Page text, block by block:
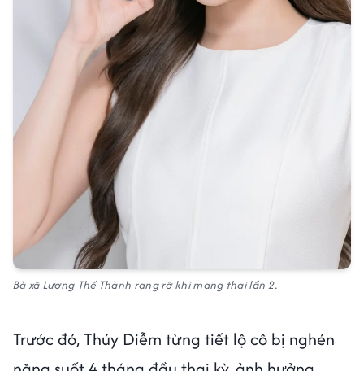
Bà xã Lương Thế Thành rạng rỡ khi mang thai lần 2.
Trước đó, Thúy Diễm từng tiết lộ cô bị nghén